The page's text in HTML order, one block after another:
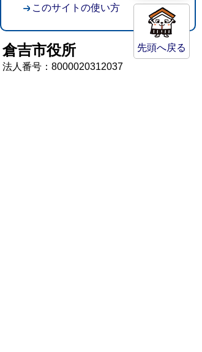
先頭へ戻る
このサイトの使い方
倉吉市役所
法人番号：8000020312037